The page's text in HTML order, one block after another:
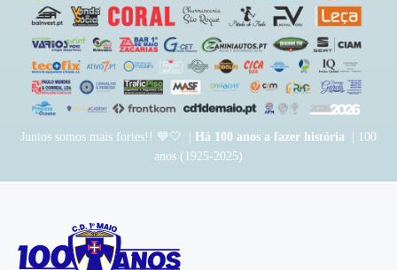
Juntos somos mais fortes!! 💙🤍 | Há 100 anos a fazer história | 100
anos (1925-2025)